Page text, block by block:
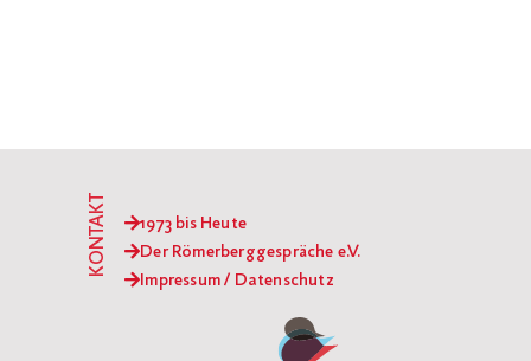
1973 bis Heute
Der Römerberggespräche e.V.
Impressum / Datenschutz
KONTAKT